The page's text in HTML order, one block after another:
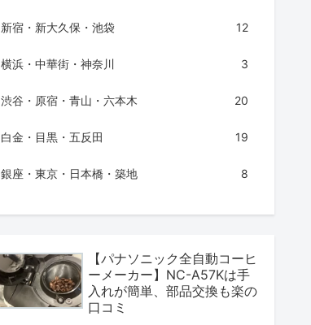
新宿・新大久保・池袋 12
横浜・中華街・神奈川 3
渋谷・原宿・青山・六本木 20
白金・目黒・五反田 19
銀座・東京・日本橋・築地 8
【パナソニック全自動コーヒ
ーメーカー】NC-A57Kは手
入れが簡単、部品交換も楽の
口コミ